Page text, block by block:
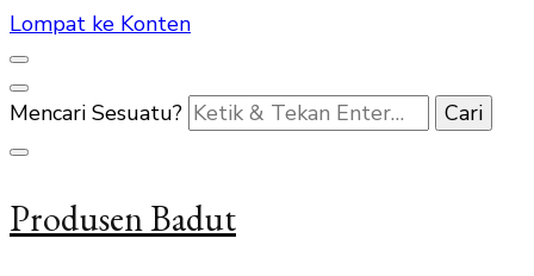
Lompat ke Konten
Mencari Sesuatu?
Produsen Badut